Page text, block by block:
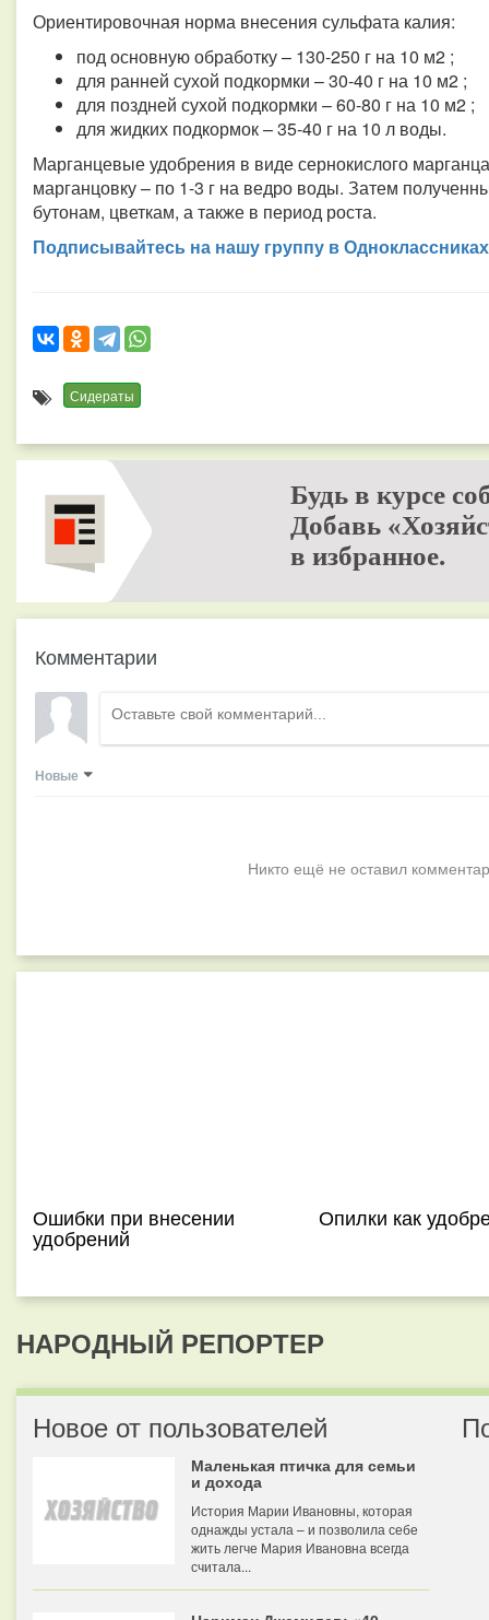
Ориентировочная норма внесения сульфата калия:
под основную обработку – 130-250 г на 10 м2 ;
для ранней сухой подкормки – 30-40 г на 10 м2 ;
для поздней сухой подкормки – 60-80 г на 10 м2 ;
для жидких подкормок – 35-40 г на 10 л воды.
Марганцевые удобрения в виде сернокислого
марганцовку – по 1-3 г на ведро воды. Затем
бутонам, цветкам, а также в период роста.
Подписывайтесь на нашу группу в Одноклассниках
Сидераты
Будь в курсе
Добавь
в избранное.
Комментарии
Новые
Никто ещё не оставил
Ошибки при внесении
удобрений
Опилки как
НАРОДНЫЙ РЕПОРТЕР
Новое от пользователей
Маленькая птичка для семьи
и дохода
История Марии Ивановны, которая
однажды устала – и позволила себе
жить легче Мария Ивановна всегда
считала...